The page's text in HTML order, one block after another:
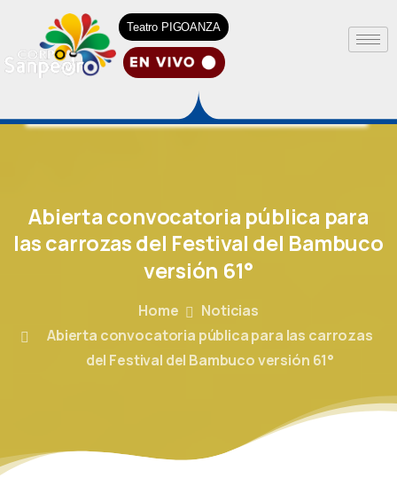
Teatro PIGOANZA
Abiertaconvocatoria pública para
lascarrozasdel Festival del Bambuco
versión 61°
Home
Noticias
Abierta convocatoria pública para las carrozas
del Festival del Bambuco versión 61°